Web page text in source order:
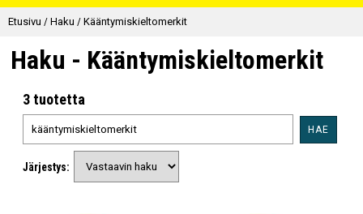
Etusivu / Haku / Kääntymiskieltomerkit
Haku - Kääntymiskieltomerkit
3 tuotetta
HAE
Järjestys: